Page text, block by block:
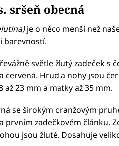
sršeň obecná
je o něco menší než
barevností.
světle žlutý zadeček s
červená. Hruď a nohy jsou
až 23 mm a matky až 35 mm.
se širokým oranžovým
prvním zadečkovém článku.
jsou žluté. Dosahuje